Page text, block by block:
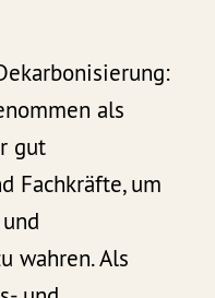
als
gut
Fachkräfte, um
wahren. Als